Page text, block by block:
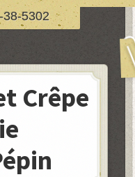
38-5302
Crêpe